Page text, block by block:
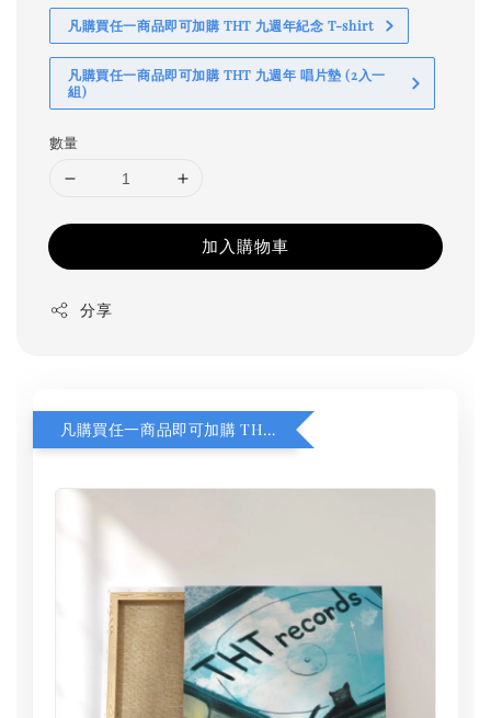
凡購買任一商品即可加購 THT 九週年紀念 T-shirt
凡購買任一商品即可加購 THT 九週年 唱片墊 (2入一
組)
數量
加入購物車
分享
凡購買任一商品即可加購 THT 九週年 同一片天空 無框畫 30 x 30 cm 附掛勾 (黑膠封面大小）